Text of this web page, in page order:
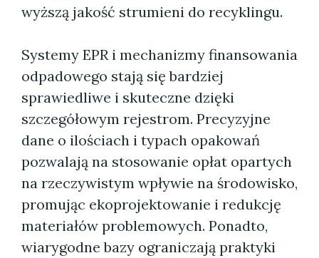
wyższą jakość strumieni do recyklingu.
Systemy EPR i mechanizmy finansowania
odpadowego stają się bardziej
sprawiedliwe i skuteczne dzięki
szczegółowym rejestrom. Precyzyjne
dane o ilościach i typach opakowań
pozwalają na stosowanie opłat opartych
na rzeczywistym wpływie na środowisko,
promując ekoprojektowanie i redukcję
materiałów problemowych. Ponadto,
wiarygodne bazy ograniczają praktyki